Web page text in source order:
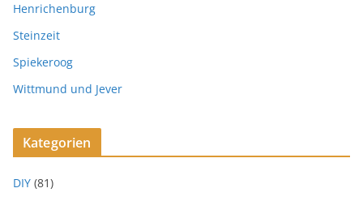
Henrichenburg
Steinzeit
Spiekeroog
Wittmund und Jever
Kategorien
DIY (81)